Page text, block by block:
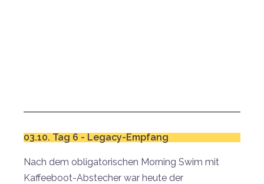
03.10. Tag 6 - Legacy-Empfang
Nach dem obligatorischen Morning Swim mit
Kaffeeboot-Abstecher war heute der